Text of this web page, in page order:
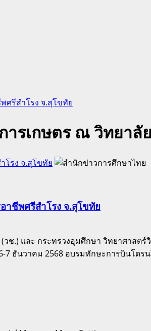
ศรีสำโรง จ.สุโขทัย
ารเกษตร ณ วิทยา
โรง จ.สุโขทัย
าชีพศรีสำโรง จ.สุโขทัย
.) และ กระทรวงอุมศึกษา วิทยาศาสต
ธันวาคม 2568 อบรมทักษะการบินโดร